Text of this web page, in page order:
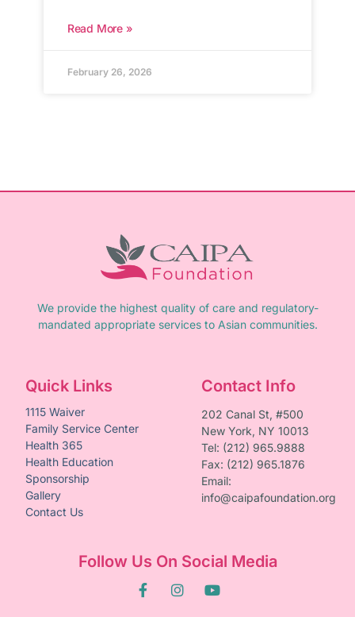
Read More »
February 26, 2026
We provide the highest quality of care and regulatory-
mandated appropriate services to Asian communities.
Quick Links
1115 Waiver
Family Service Center
Health 365
Health Education
Sponsorship
Gallery
Contact Us
Contact Info
202 Canal St, #500
New York, NY 10013
Tel: (212) 965.9888
Fax: (212) 965.1876
Email:
info@caipafoundation.org
Follow Us On Social Media